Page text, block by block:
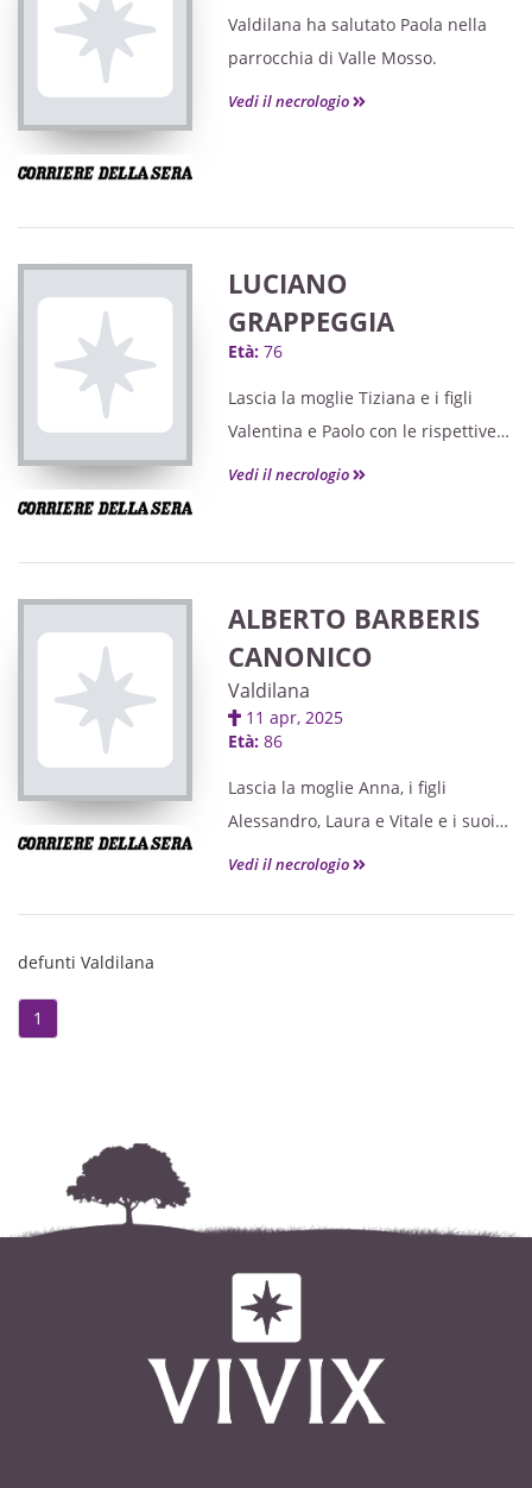
Valdilana ha salutato Paola nella
parrocchia di Valle Mosso.
Vedi il necrologio
LUCIANO
GRAPPEGGIA
Età: 76
Lascia la moglie Tiziana e i figli
Valentina e Paolo con le rispettive
famiglie.
Vedi il necrologio
ALBERTO BARBERIS
CANONICO
Valdilana
11 apr, 2025
Età: 86
Lascia la moglie Anna, i figli
Alessandro, Laura e Vitale e i suoi
nipoti.
Vedi il necrologio
defunti Valdilana
1